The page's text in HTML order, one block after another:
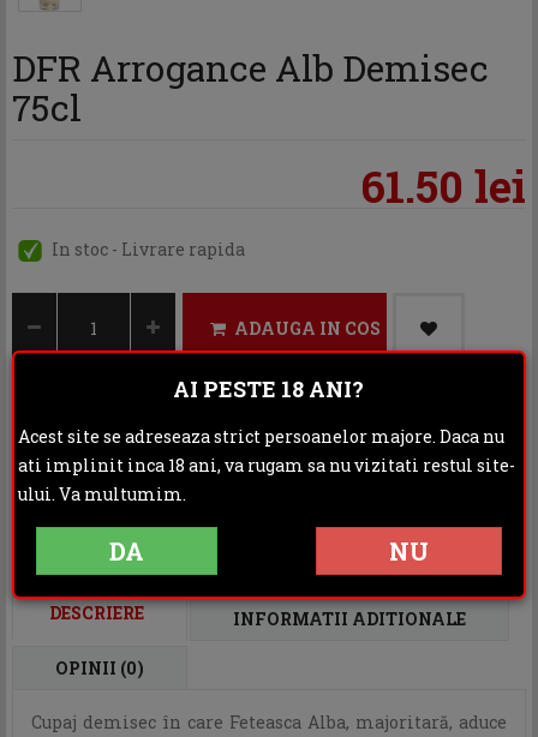
DFR Arrogance Alb Demisec
75cl
61.50 lei
In stoc - Livrare rapida
ADAUGA IN COS
Categoria: Vinuri
Distribuie:
DESCRIERE INFORMATII ADITIONALE
OPINII (0)
Cupaj demisec în care Feteasca Alba, majoritară, aduce
AI PESTE 18 ANI?
Acest site se adreseaza strict persoanelor majore. Daca nu
ati implinit inca 18 ani, va rugam sa nu vizitati restul site-
ului. Va multumim.
DA NU